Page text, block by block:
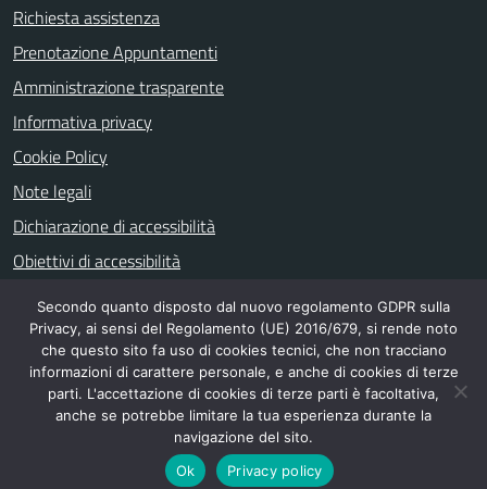
Richiesta assistenza
Prenotazione Appuntamenti
Amministrazione trasparente
Informativa privacy
Cookie Policy
Note legali
Dichiarazione di accessibilità
Obiettivi di accessibilità
SEGUICI SU
facebook
Secondo quanto disposto dal nuovo regolamento GDPR sulla
Privacy, ai sensi del Regolamento (UE) 2016/679, si rende noto
che questo sito fa uso di cookies tecnici, che non tracciano
informazioni di carattere personale, e anche di cookies di terze
parti. L'accettazione di cookies di terze parti è facoltativa,
anche se potrebbe limitare la tua esperienza durante la
navigazione del sito.
Ok
Privacy policy